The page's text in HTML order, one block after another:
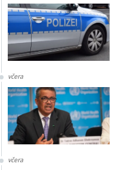
včera
včera